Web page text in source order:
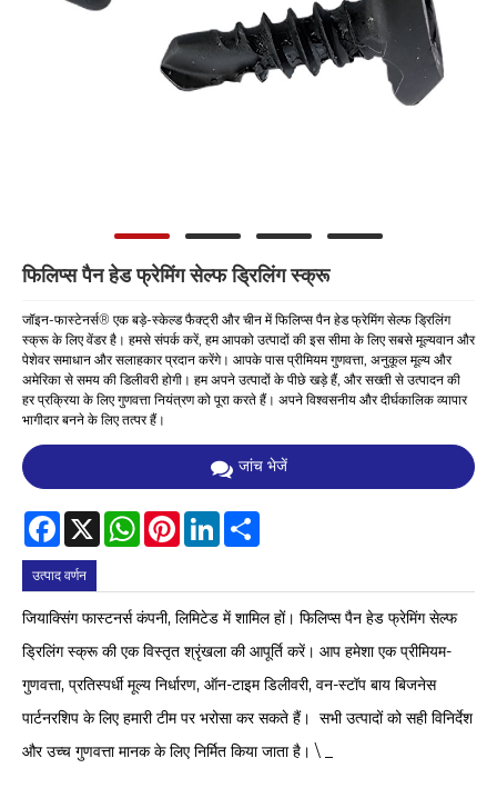
फिलिप्स पैन हेड फ्रेमिंग सेल्फ ड्रिलिंग स्क्रू
जॉइन-फास्टेनर्स® एक बड़े-स्केल्ड फैक्ट्री और चीन में फिलिप्स पैन हेड फ्रेमिंग सेल्फ ड्रिलिंग
स्क्रू के लिए वेंडर है। हमसे संपर्क करें, हम आपको उत्पादों की इस सीमा के लिए सबसे मूल्यवान और
पेशेवर समाधान और सलाहकार प्रदान करेंगे। आपके पास प्रीमियम गुणवत्ता, अनुकूल मूल्य और
अमेरिका से समय की डिलीवरी होगी। हम अपने उत्पादों के पीछे खड़े हैं, और सख्ती से उत्पादन की
हर प्रक्रिया के लिए गुणवत्ता नियंत्रण को पूरा करते हैं। अपने विश्वसनीय और दीर्घकालिक व्यापार
भागीदार बनने के लिए तत्पर हैं।
जांच भेजें
Facebook
X WhatsAppPinterestLinkedIn
उत्पाद वर्णन
जियाक्सिंग फास्टनर्स कंपनी, लिमिटेड में शामिल हों। फिलिप्स पैन हेड फ्रेमिंग सेल्फ
ड्रिलिंग स्क्रू की एक विस्तृत श्रृंखला की आपूर्ति करें। आप हमेशा एक प्रीमियम-
गुणवत्ता, प्रतिस्पर्धी मूल्य निर्धारण, ऑन-टाइम डिलीवरी, वन-स्टॉप बाय बिजनेस
पार्टनरशिप के लिए हमारी टीम पर भरोसा कर सकते हैं। सभी उत्पादों को सही विनिर्देश
और उच्च गुणवत्ता मानक के लिए निर्मित किया जाता है। \ _